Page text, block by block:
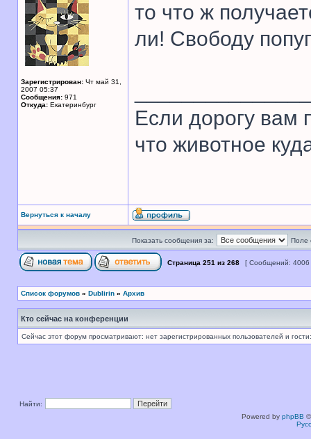
Зарегистрирован: Чт май 31,
2007 05:37
Сообщения: 971
Откуда: Екатеринбург
то что ж
ли! Свободу
Если дорогу вам
что животное
Вернуться к началу
Показать сообщения за: Поле
Страница 251 из 268 [ Сообщений:
Список форумов » Dublirin » Архив
Кто сейчас на конференции
Сейчас этот форум просматривают: нет зарегистрированных пользователей и
Найти:
Powered by phpBB